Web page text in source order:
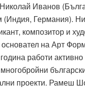
Иванов
Германия).
композитор и
основател на Арт
работи активно
проекти. Рамеш